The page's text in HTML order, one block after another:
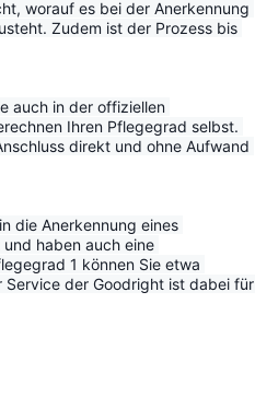
worauf es bei der Anerkennung
Zudem ist der Prozess bis
auch in der offiziellen
Ihren Pflegegrad selbst.
direkt und ohne Aufwand
die Anerkennung eines
haben auch eine
1 können Sie etwa
Service der Goodright ist dabei für